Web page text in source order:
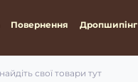
Повернення Дропшипінг